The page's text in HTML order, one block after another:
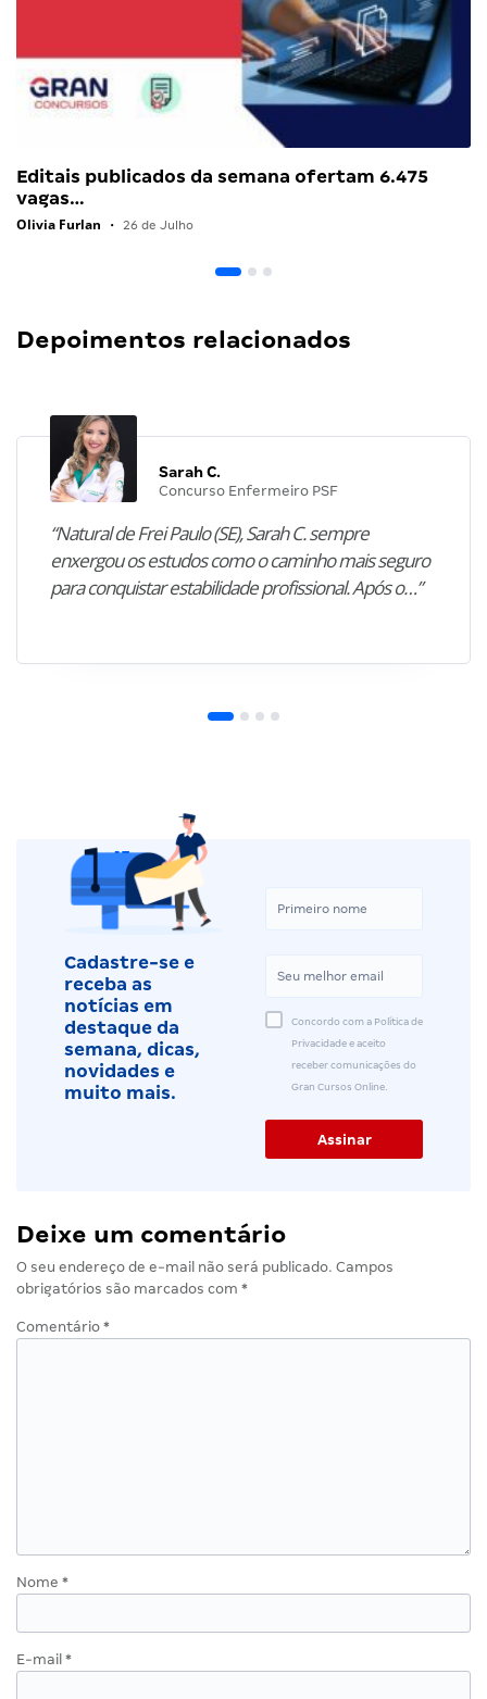
Editais publicados da semana ofertam 6.475
vagas…
Olivia Furlan • 26 de Julho
Depoimentos relacionados
Sarah C.
Concurso Enfermeiro PSF
“Natural de Frei Paulo (SE), Sarah C. sempre
enxergou os estudos como o caminho mais seguro
para conquistar estabilidade profissional. Após o…”
Cadastre-se e
receba as
notícias em
destaque da
semana, dicas,
novidades e
muito mais.
Concordo com a Política de
Privacidade e aceito
receber comunicações do
Gran Cursos Online.
Deixe um comentário
O seu endereço de e-mail não será publicado. Campos
obrigatórios são marcados com *
Comentário *
Nome *
E-mail *